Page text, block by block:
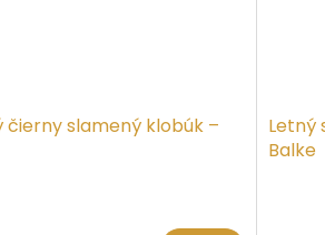
čierny slamený klobúk –
Letný
Balke